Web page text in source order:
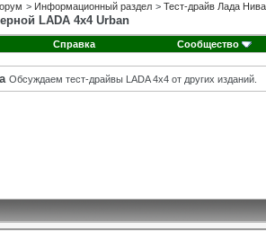
> Информационный раздел > Тест-драйв Лада Нива
LADA 4x4 Urban
Справка Сообщество
Обсуждаем тест-драйвы LADA 4x4 от других изданий.